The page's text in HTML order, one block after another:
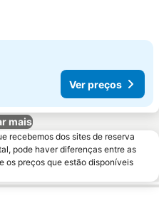
Ver preços
mais
recebemos dos sites de reserva
pode haver diferenças entre as
os preços que estão disponíveis